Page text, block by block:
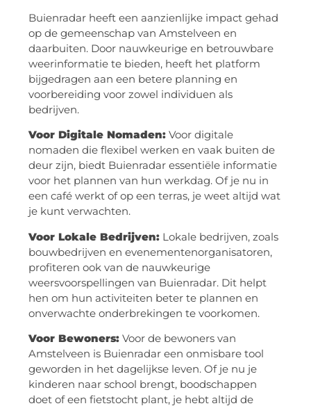
Buienradar heeft een aanzienlijke impact gehad
op de gemeenschap van Amstelveen en
daarbuiten. Door nauwkeurige en betrouwbare
weerinformatie te bieden, heeft het platform
bijgedragen aan een betere planning en
voorbereiding voor zowel individuen als
bedrijven.
Voor Digitale Nomaden: Voor digitale
nomaden die flexibel werken en vaak buiten de
deur zijn, biedt Buienradar essentiële informatie
voor het plannen van hun werkdag. Of je nu in
een café werkt of op een terras, je weet altijd wat
je kunt verwachten.
Voor Lokale Bedrijven: Lokale bedrijven, zoals
bouwbedrijven en evenementenorganisatoren,
profiteren ook van de nauwkeurige
weersvoorspellingen van Buienradar. Dit helpt
hen om hun activiteiten beter te plannen en
onverwachte onderbrekingen te voorkomen.
Voor Bewoners: Voor de bewoners van
Amstelveen is Buienradar een onmisbare tool
geworden in het dagelijkse leven. Of je nu je
kinderen naar school brengt, boodschappen
doet of een fietstocht plant, je hebt altijd de